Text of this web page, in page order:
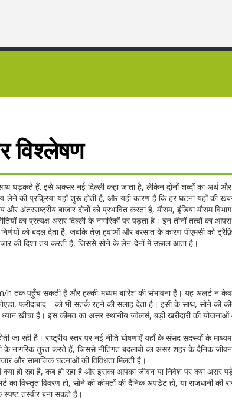
विश्लेषण
साथ धड़कते हैं. इसे अक्सरनई दिल्लीकहा जाता है, लेकिन दोनों शब्दों का अर्थ
की प्रक्रिया यहाँ शुरू होती है, और यही कारण है कि हर घटना यहाँ की
अंतरराष्ट्रीय बाजार दोनों को प्रभावित करता है, मौसम, इंडिया मौसम
का प्रत्यक्ष असर दिल्ली के नागरिकों पर पड़ता है । इन तीनों तत्वों का
को बदल देता है, जबकि तेज़ हवाओं और बरसात के कारण पीएमसी को
की दिशा तय करती है, जिससे सोने के लेन‑देनों में उछाल आता है।
h तक पहुँच सकती है और हल्की‑मध्यम बारिश की संभावना है। यह अलर्ट न
फरीदाबाद—को भी सतर्क रहने की सलाह देता है। इसी के साथ, सोने की
खींचा है। इस कीमत का असर स्थानीय ज्वेलर्स, बड़ी खरीदारी की
जा रही है। राष्ट्रीय स्तर पर नई नीति घोषणाएँ यहाँ के संसद सदस्यों के
नागरिक तुरंत करते हैं, जिससे नीतिगत बदलावों का असर शहर के दैनिक
और सामाजिक घटनाओं की विविधता मिलती है।
हो रहा है, कब हो रहा है और इसका आपका जीवन या निवेश पर क्या असर
विस्तृत विवरण हो, सोने की कीमतों की दैनिक अपडेट हो, या राजधानी की
तस्वीर बना सकते हैं।